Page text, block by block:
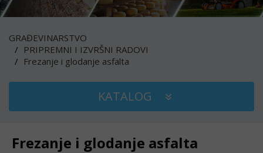
GRAĐEVINARSTVO
PRIPREMNI I IZVRŠNI RADOVI
Frezanje i glodanje asfalta
KATALOG
Frezanje i glodanje asfalta